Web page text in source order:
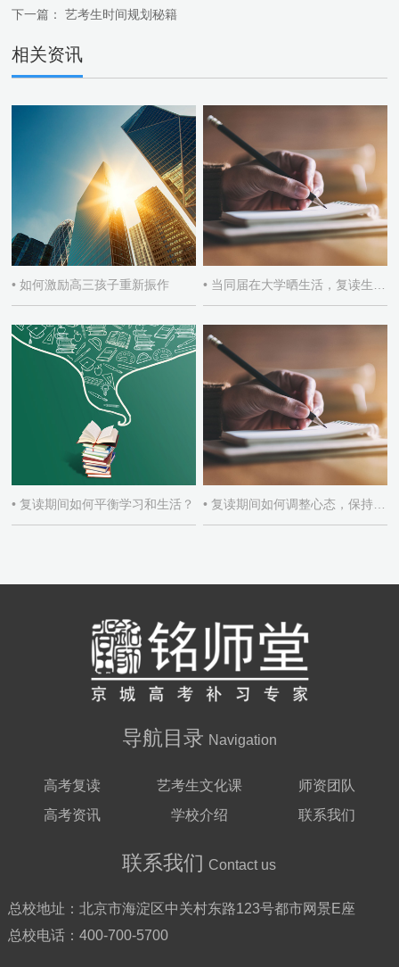
下一篇：
艺考生时间规划秘籍
相关资讯
• 如何激励高三孩子重新振作
• 复读期间如何平衡学习和生活？
导航目录 Navigation
高考复读 艺考生文化课
师资团队
高考资讯
学校介绍 联系我们
联系我们 Contact us
总校地址： 北京市海淀区中关村东路123号都市网景E座
总校电话： 400-700-5700